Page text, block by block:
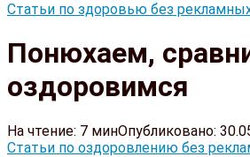
Статьи по здоровью без
Понюхаем,
оздоровимся
На чтение: 7 минОпубликовано:
Статьи по оздоровлению без